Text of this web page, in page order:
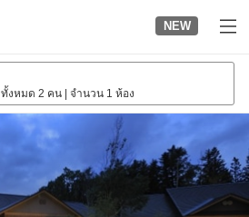
NEW
ทั้งหมด 2 คน จำนวน 1 ห้อง